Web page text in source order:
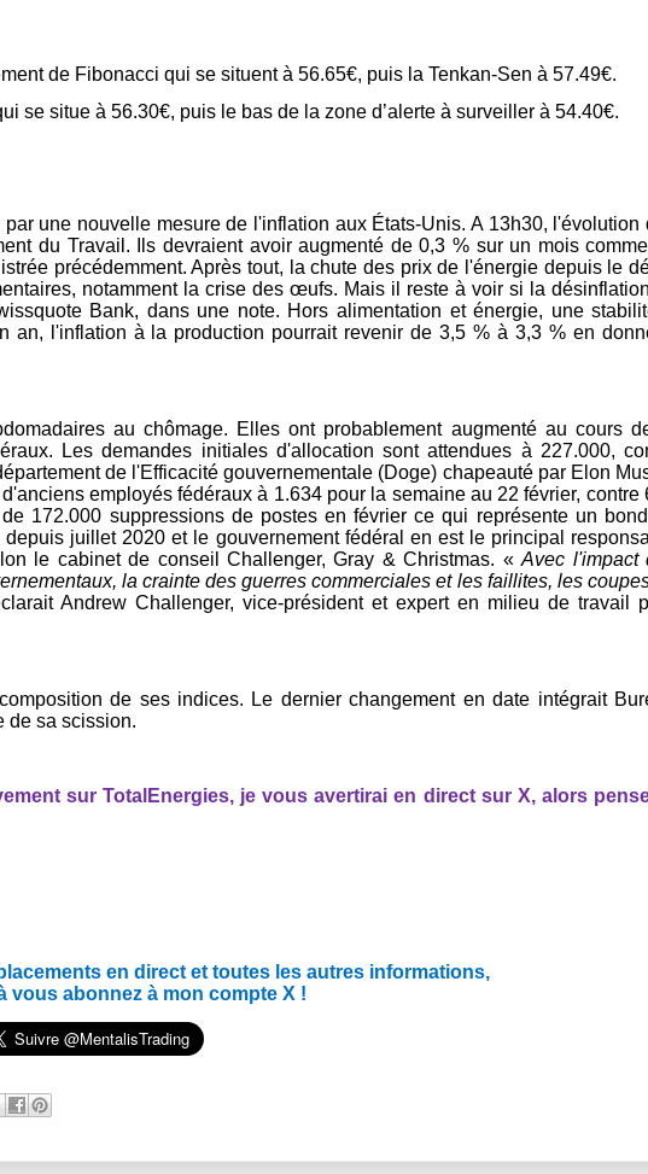
de Fibonacci qui se situent à 56.65€, puis la Tenkan-Sen à 57.49€.
se situe à 56.30€, puis le bas de la zone d’alerte à surveiller à 54.40€.
une nouvelle mesure de l'inflation aux États-Unis. A 13h30, l'évolution
du Travail. Ils devraient avoir augmenté de 0,3 % sur un mois
précédemment. Après tout, la chute des prix de l'énergie depuis le
notamment la crise des œufs. Mais il reste à voir si la
Bank, dans une note. Hors alimentation et énergie, une
an, l'inflation à la production pourrait revenir de 3,5 % à 3,3 % en
au chômage. Elles ont probablement augmenté au cours
Les demandes initiales d'allocation sont attendues à 227.000,
de l'Efficacité gouvernementale (Doge) chapeauté par Elon
employés fédéraux à 1.634 pour la semaine au 22 février, contre
172.000 suppressions de postes en février ce qui représente un
juillet 2020 et le gouvernement fédéral en est le principal
le cabinet de conseil Challenger, Gray & Christmas. «Avec l'impact
la crainte des guerres commerciales et les faillites, les
Andrew Challenger, vice-président et expert en milieu de travail
de ses indices. Le dernier changement en date intégrait
de sa scission.
sur TotalEnergies, je vous avertirai en direct sur X, alors
en direct et toutes les autres informations,
vous abonnez à mon compte X !